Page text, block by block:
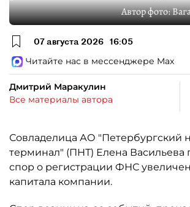
Автор фото:
07 августа 2026 16:05
Читайте нас в мессенджере Max
Дмитрий Маракулин
Все материалы автора
Совладелица АО "Петербургский
терминал" (ПНТ) Елена Васильева
спор о регистрации ФНС
капитала компании.